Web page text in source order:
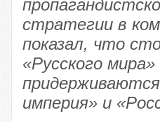
стратегии в
показал, что
«Русского
империя» и